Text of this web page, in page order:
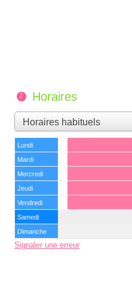
Horaires
Lundi
Mardi
Mercredi
Jeudi
Vendredi
Samedi
Dimanche
Signaler une erreur